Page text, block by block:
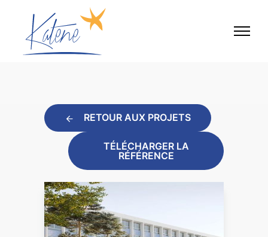
RETOUR AUX PROJETS
TÉLÉCHARGER LA
RÉFÉRENCE